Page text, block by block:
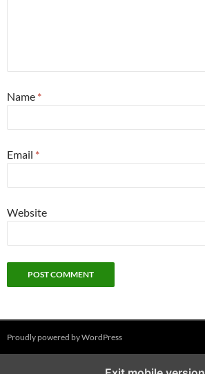
Name *
Email *
Website
Proudly powered by WordPress